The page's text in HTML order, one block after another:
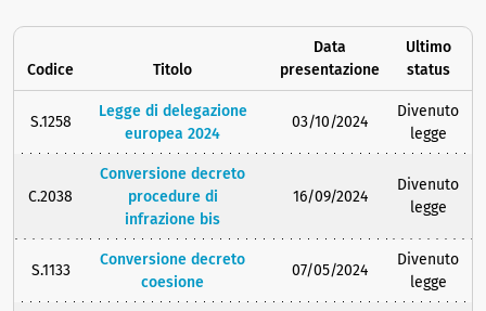
Codice Titolo
Data
presentazione
Ultimo
status
S.1258
Legge di delegazione
europea 2024
03/10/2024
Divenuto
legge
C.2038
Conversione decreto
procedure di
infrazione bis
16/09/2024
Divenuto
legge
S.1133
Conversione decreto
coesione
07/05/2024
Divenuto
legge